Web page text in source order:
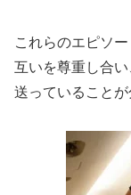
これらのエピソ
互いを尊重し合
送っていることが